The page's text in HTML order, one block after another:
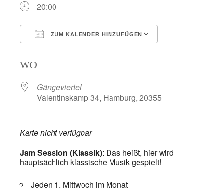
20:00
ZUM KALENDER HINZUFÜGEN
WO
Gängeviertel
Valentinskamp 34, Hamburg, 20355
Karte nicht verfügbar
Jam Session (Klassik): Das heißt, hier wird
hauptsächlich klassische Musik gespielt!
Jeden 1. Mittwoch im Monat